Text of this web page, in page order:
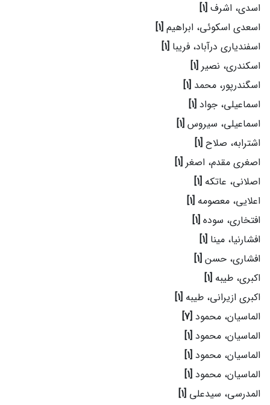
اسدی، اشرف [1]
اسعدی اسکوئی، ابراهیم [1]
اسفندیاری درآباد، فریبا [1]
اسکندری، نصیر [1]
اسگندرپور، محمد [1]
اسماعیلی، جواد [1]
اسماعیلی، سیروس [1]
اشترابه، صلاح [1]
اصغری مقدم، اصغر [1]
اصلانی، عاتکه [1]
اعلایی، معصومه [1]
افتخاری، سوده [1]
افشارنیا، مینا [1]
افشاری، حسن [1]
اکبری، طیبه [1]
اکبری ازیرانی، طیبه [1]
الماسیان، محمود [7]
الماسیان، محمود [1]
الماسیان، محمود [1]
الماسیان، محمود [1]
المدرسی، سیدعلی [1]